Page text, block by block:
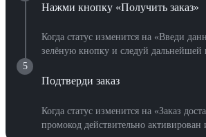
Нажми кнопку «Получить заказ»
Когда статус изменится на «Введи
зелёную кнопку и следуй дальнейшей
5
Подтверди заказ
Когда статус изменится на «Заказ
промокод действительно активирован